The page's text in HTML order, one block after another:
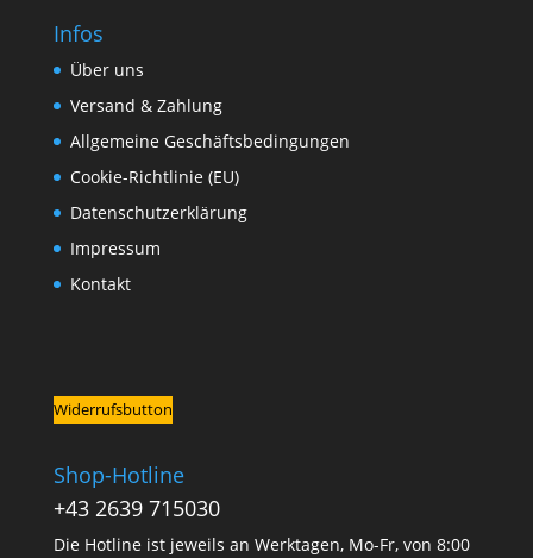
Infos
Über uns
Versand & Zahlung
Allgemeine Geschäftsbedingungen
Cookie-Richtlinie (EU)
Datenschutzerklärung
Impressum
Kontakt
Widerrufsbutton
Shop-Hotline
+43 2639 715030
Die Hotline ist jeweils an Werktagen, Mo-Fr, von 8:00